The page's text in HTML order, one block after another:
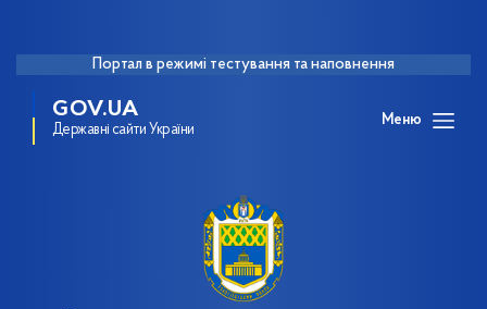
Портал в режимі тестування та наповнення
GOV.UA
Державні сайти України
Меню